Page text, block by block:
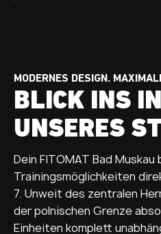
MODERNES DESIGN.
BLICK INS
UNSERES
Dein FITOMAT Bad
Trainingsmöglichkeiten
7. Unweit des zentralen
der polnischen Grenze
Einheiten komplett